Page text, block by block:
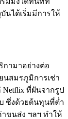
บันได้เริ่มมีการให้
กามาอย่างต่อ
นสมรภูมิการเช่า
ที่ผันจากรูป
ซึ่งด้วยต้นทุนที่ต่ำ
ขนส่ง ฯลฯ ทำให้